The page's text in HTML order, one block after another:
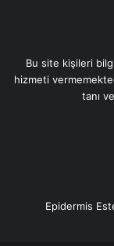
Bu site kişileri
hizmeti
tanı
Epidermis